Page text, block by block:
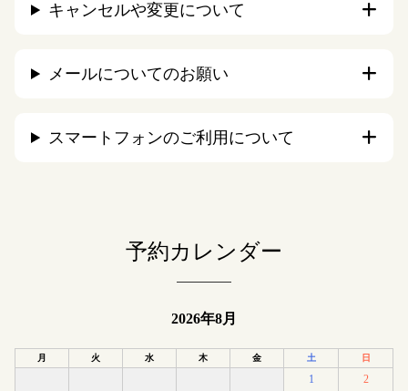
キャンセルや変更について
メールについてのお願い
スマートフォンのご利用について
予約カレンダー
2026年8月
月 火 水 木 金 土 日
1 2